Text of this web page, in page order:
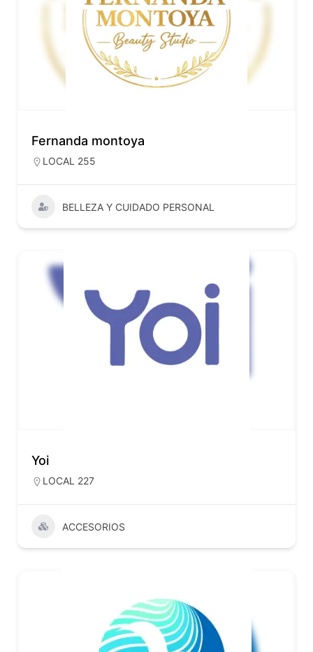
Fernanda montoya
LOCAL 255
BELLEZA Y CUIDADO PERSONAL
Yoi
LOCAL 227
ACCESORIOS